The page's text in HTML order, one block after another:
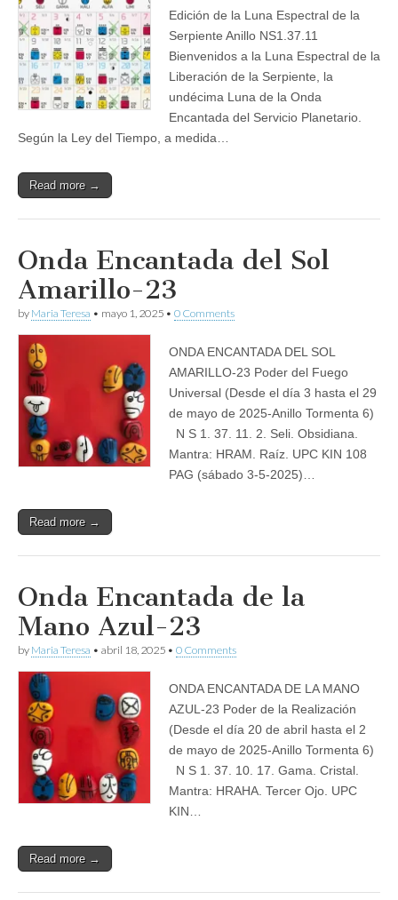
Edición de la Luna Espectral de la
Serpiente Anillo NS1.37.11
Bienvenidos a la Luna Espectral de la
Liberación de la Serpiente, la
undécima Luna de la Onda
Encantada del Servicio Planetario.
Según la Ley del Tiempo, a medida…
Read more →
Onda Encantada del Sol
Amarillo-23
by Maria Teresa • mayo 1, 2025 • 0 Comments
ONDA ENCANTADA DEL SOL
AMARILLO-23 Poder del Fuego
Universal (Desde el día 3 hasta el 29
de mayo de 2025-Anillo Tormenta 6)
N S 1. 37. 11. 2. Seli. Obsidiana.
Mantra: HRAM. Raíz. UPC KIN 108
PAG (sábado 3-5-2025)…
Read more →
Onda Encantada de la
Mano Azul-23
by Maria Teresa • abril 18, 2025 • 0 Comments
ONDA ENCANTADA DE LA MANO
AZUL-23 Poder de la Realización
(Desde el día 20 de abril hasta el 2
de mayo de 2025-Anillo Tormenta 6)
N S 1. 37. 10. 17. Gama. Cristal.
Mantra: HRAHA. Tercer Ojo. UPC
KIN…
Read more →